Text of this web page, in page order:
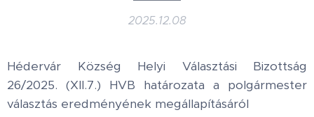
2025.12.08
Hédervár Község Helyi Választási Bizottság
26/2025. (XII.7.) HVB határozata a polgármester
választás eredményének megállapításáról